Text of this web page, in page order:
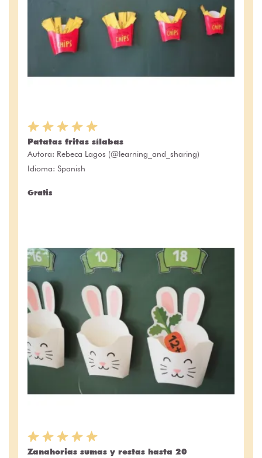
Patatas fritas sílabas
Autora: Rebeca Lagos (@learning_and_sharing)
Idioma: Spanish
Gratis
Zanahorias sumas y restas hasta 20